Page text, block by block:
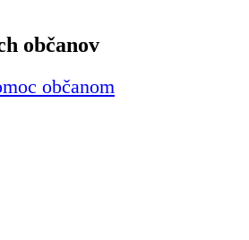
občanov
občanom